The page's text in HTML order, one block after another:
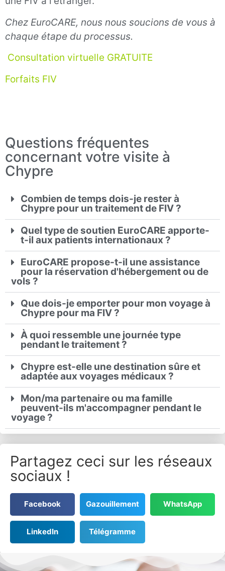
Chez EuroCARE, nous nous soucions de vous à
chaque étape du processus.
Consultation virtuelle GRATUITE
Forfaits FIV
Questions fréquentes
concernant votre visite à
Chypre
Combien de temps dois-je rester à
Chypre pour un traitement de FIV ?
Quel type de soutien EuroCARE apporte-
t-il aux patients internationaux ?
EuroCARE propose-t-il une assistance
pour la réservation d'hébergement ou de
vols ?
Que dois-je emporter pour mon voyage à
Chypre pour ma FIV ?
À quoi ressemble une journée type
pendant le traitement ?
Chypre est-elle une destination sûre et
adaptée aux voyages médicaux ?
Mon/ma partenaire ou ma famille
peuvent-ils m'accompagner pendant le
voyage ?
Partagez ceci sur les réseaux
sociaux !
Facebook Gazouillement WhatsApp
LinkedIn Télégramme